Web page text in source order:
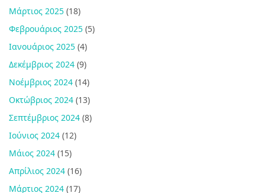
Μάρτιος 2025 (18)
Φεβρουάριος 2025 (5)
Ιανουάριος 2025 (4)
Δεκέμβριος 2024 (9)
Νοέμβριος 2024 (14)
Οκτώβριος 2024 (13)
Σεπτέμβριος 2024 (8)
Ιούνιος 2024 (12)
Μάιος 2024 (15)
Απρίλιος 2024 (16)
Μάρτιος 2024 (17)